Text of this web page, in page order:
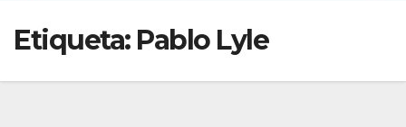
Etiqueta: Pablo Lyle